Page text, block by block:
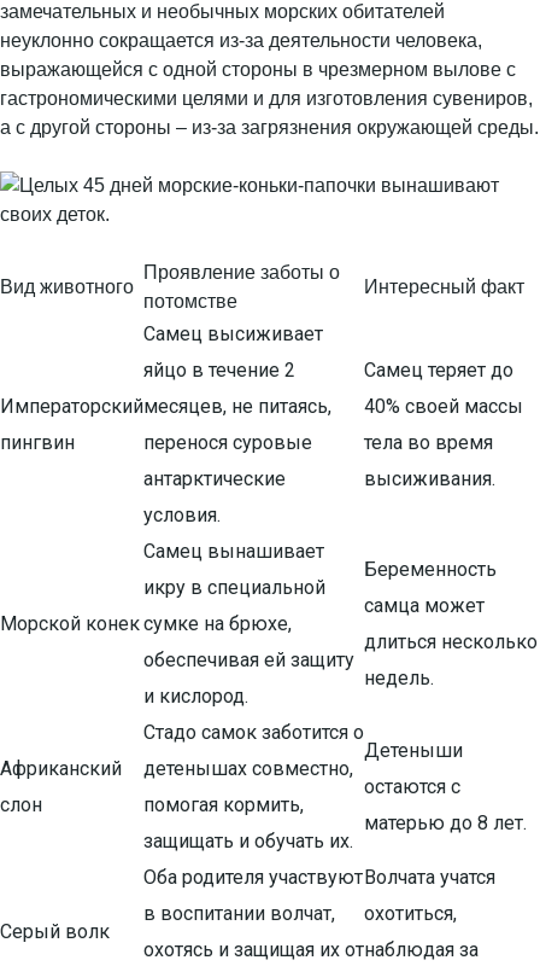
замечательных и необычных морских обитателей
неуклонно сокращается из-за деятельности человека,
выражающейся с одной стороны в чрезмерном вылове с
гастрономическими целями и для изготовления сувениров,
а с другой стороны – из-за загрязнения окружающей среды.
Вид животного
Проявление заботы о
потомстве
Интересный факт
Императорский
пингвин
Самец высиживает
яйцо в течение 2
месяцев, не питаясь,
перенося суровые
антарктические
условия.
Самец теряет до
40% своей массы
тела во время
высиживания.
Морской конек
Самец вынашивает
икру в специальной
сумке на брюхе,
обеспечивая ей защиту
и кислород.
Беременность
самца может
длиться несколько
недель.
Африканский
слон
Стадо самок заботится о
детенышах совместно,
помогая кормить,
защищать и обучать их.
Детеныши
остаются с
матерью до 8 лет.
Серый волк
Оба родителя участвуют
в воспитании волчат,
охотясь и защищая их от
Волчата учатся
охотиться,
наблюдая за